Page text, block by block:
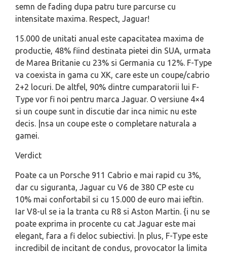
semn de fading dupa patru ture parcurse cu
intensitate maxima. Respect, Jaguar!
15.000 de unitati anual este capacitatea maxima de
productie, 48% fiind destinata pietei din SUA, urmata
de Marea Britanie cu 23% si Germania cu 12%. F-Type
va coexista in gama cu XK, care este un coupe/cabrio
2+2 locuri. De altfel, 90% dintre cumparatorii lui F-
Type vor fi noi pentru marca Jaguar. O versiune 4×4
si un coupe sunt in discutie dar inca nimic nu este
decis. |nsa un coupe este o completare naturala a
gamei.
Verdict
Poate ca un Porsche 911 Cabrio e mai rapid cu 3%,
dar cu siguranta, Jaguar cu V6 de 380 CP este cu
10% mai confortabil si cu 15.000 de euro mai ieftin.
Iar V8-ul se ia la tranta cu R8 si Aston Martin. {i nu se
poate exprima in procente cu cat Jaguar este mai
elegant, fara a fi deloc subiectivi. |n plus, F-Type este
incredibil de incitant de condus, provocator la limita